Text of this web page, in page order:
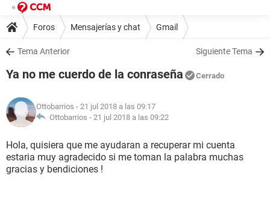
Foros Mensajerías y chat Gmail
Tema Anterior Siguiente Tema
Ya no me cuerdo de la conraseña Cerrado
Ottobarrios - 21 jul 2018 a las 09:17
Ottobarrios - 21 jul 2018 a las 09:22
Hola, quisiera que me ayudaran a recuperar mi cuenta
estaria muy agradecido si me toman la palabra muchas
gracias y bendiciones !